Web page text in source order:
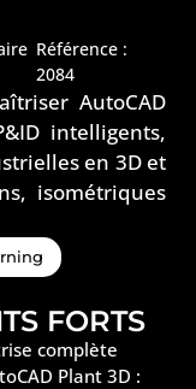
Référence :
2084
AutoCAD
intelligents,
en 3D et
isométriques
FORTS
complète
Plant 3D :